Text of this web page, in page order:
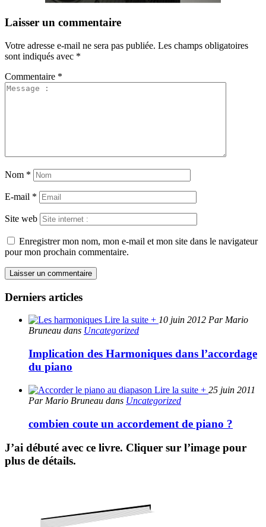
Laisser un commentaire
Votre adresse e-mail ne sera pas publiée. Les champs obligatoires
sont indiqués avec *
Commentaire *
Nom *
E-mail *
Site web
Enregistrer mon nom, mon e-mail et mon site dans le navigateur
pour mon prochain commentaire.
Derniers articles
Lire la suite + 10 juin 2012 Par Mario
Bruneau dans Uncategorized
Implication des Harmoniques dans l’accordage
du piano
Lire la suite + 25 juin 2011
Par Mario Bruneau dans Uncategorized
combien coute un accordement de piano ?
J’ai débuté avec ce livre. Cliquer sur l’image pour
plus de détails.